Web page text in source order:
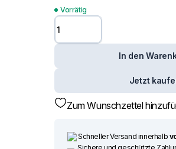
Vorrätig
Frontscheibe siehe
Peugeot Boxer 14-
(2737) Menge
In den
Jetzt
Zum Wunschzettel
Schneller Versand innerhalb